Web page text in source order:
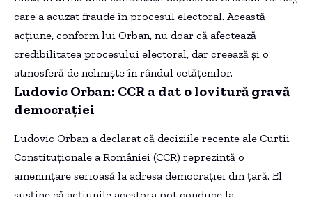
care a acuzat fraude în procesul electoral. Această
acțiune, conform lui Orban, nu doar că afectează
credibilitatea procesului electoral, dar creează și o
atmosferă de neliniște în rândul cetățenilor.
Ludovic Orban: CCR a dat o lovitură gravă
democrației
Ludovic Orban a declarat că deciziile recente ale Curții
Constituționale a României (CCR) reprezintă o
amenințare serioasă la adresa democrației din țară. El